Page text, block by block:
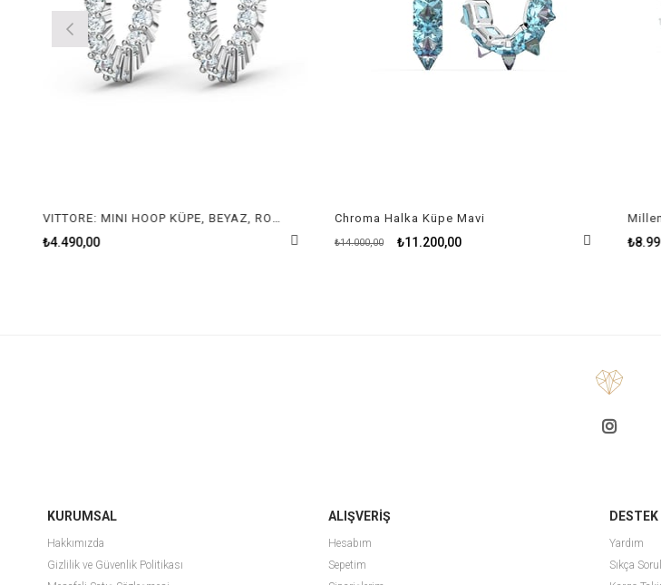
VITTORE: MINI HOOP KÜPE, BEYAZ, RODYUM KAPLAMA
₺4.490,00
Chroma Halka Küpe Mavi
₺11.200,00
₺14.000,00
KURUMSAL
Hakkımızda
Gizlilik ve Güvenlik Politikası
ALIŞVERİŞ
Hesabım
Sepetim
DESTEK
Yardım
Sıkça